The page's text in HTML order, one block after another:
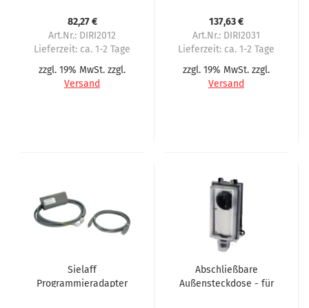
82,27 €
Art.Nr.: DIRI2012
Lieferzeit: ca. 1-2 Tage
zzgl. 19% MwSt. zzgl.
Versand
137,63 €
Art.Nr.: DIRI2031
Lieferzeit: ca. 1-2 Tage
zzgl. 19% MwSt. zzgl.
Versand
Sielaff
Programmieradapter
Abschließbare
Außensteckdose - für